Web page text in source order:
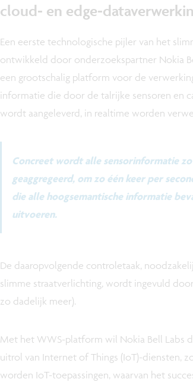
cloud- en edge-
Een eerste technologische pijler van het
ontwikkeld door onderzoekspartner Nokia
een grootschalig platform voor de
informatie die door de talrijke sensoren en
wordt aangeleverd, in realtime worden
Concreet wordt alle sensorinformatie
geaggregeerd, om zo één keer per
die alle hoogsemantische informatie
uitvoeren.
De daaropvolgende controletaak,
slimme straatverlichting, wordt ingevuld
zo dadelijk meer).
Met het WWS-platform wil Nokia Bell Labs
uitrol van Internet of Things (IoT)-diensten,
worden IoT-toepassingen, waarvan het